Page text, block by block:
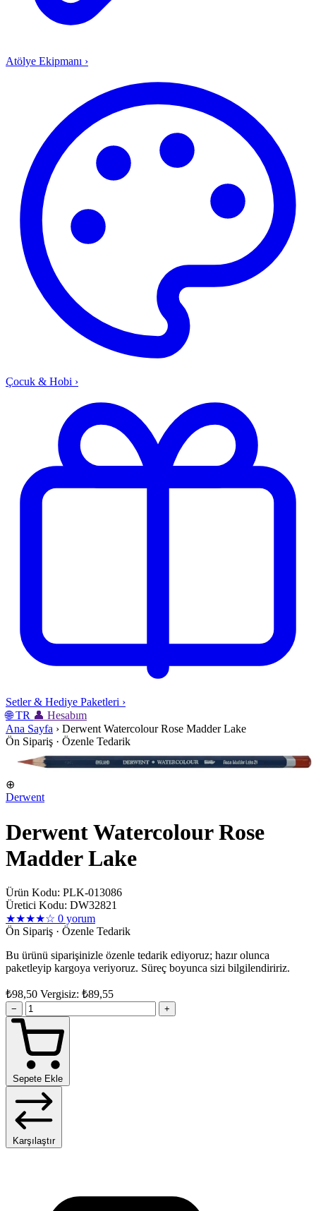
Atölye Ekipmanı ›
Çocuk & Hobi ›
Setler & Hediye Paketleri ›
🌐 TR 👤 Hesabım
Ana Sayfa › Derwent Watercolour Rose Madder Lake
Ön Sipariş · Özenle Tedarik
⊕
Derwent
Derwent Watercolour Rose
Madder Lake
Ürün Kodu: PLK-013086
Üretici Kodu: DW32821
★★★★☆ 0 yorum
Ön Sipariş · Özenle Tedarik
Bu ürünü siparişinizle özenle tedarik ediyoruz; hazır olunca
paketleyip kargoya veriyoruz. Süreç boyunca sizi bilgilendiririz.
₺98,50 Vergisiz: ₺89,55
− +
Sepete Ekle
Karşılaştır